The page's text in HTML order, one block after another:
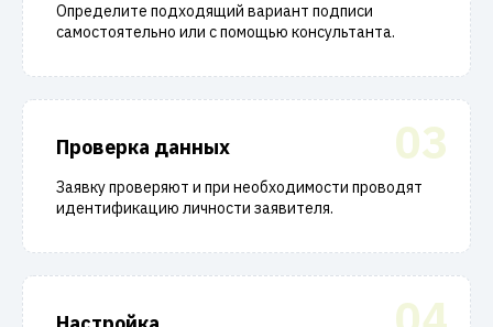
Определите подходящий вариант подписи
самостоятельно или с помощью консультанта.
03
Проверка данных
Заявку проверяют и при необходимости проводят
идентификацию личности заявителя.